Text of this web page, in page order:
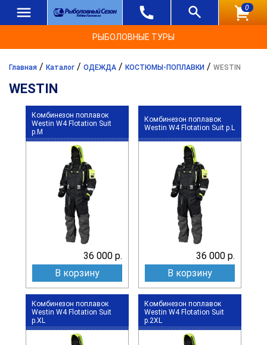
0
РЫБОЛОВНЫЕ ТУРЫ
Главная / Каталог / ОДЕЖДА / КОСТЮМЫ-ПОПЛАВКИ / WESTIN
WESTIN
Комбинезон поплавок
Westin W4 Flotation Suit
р.M
36 000 р.
В корзину
Комбинезон поплавок
Westin W4 Flotation Suit р.L
36 000 р.
В корзину
Комбинезон поплавок
Westin W4 Flotation Suit
р.XL
Комбинезон поплавок
Westin W4 Flotation Suit
р.2XL